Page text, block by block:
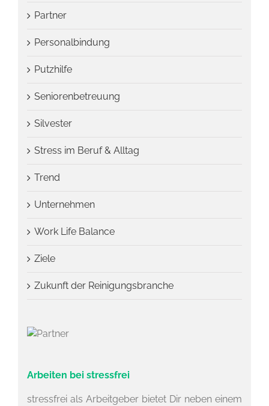
Partner
Personalbindung
Putzhilfe
Seniorenbetreuung
Silvester
Stress im Beruf & Alltag
Trend
Unternehmen
Work Life Balance
Ziele
Zukunft der Reinigungsbranche
Arbeiten bei stressfrei
stressfrei als Arbeitgeber bietet Dir neben einem